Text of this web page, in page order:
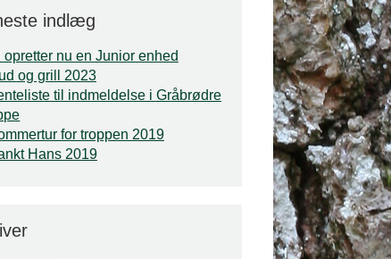
indlæg
opretter nu en Junior enhed
og grill 2023
til indmeldelse i Gråbrødre
for troppen 2019
Hans 2019